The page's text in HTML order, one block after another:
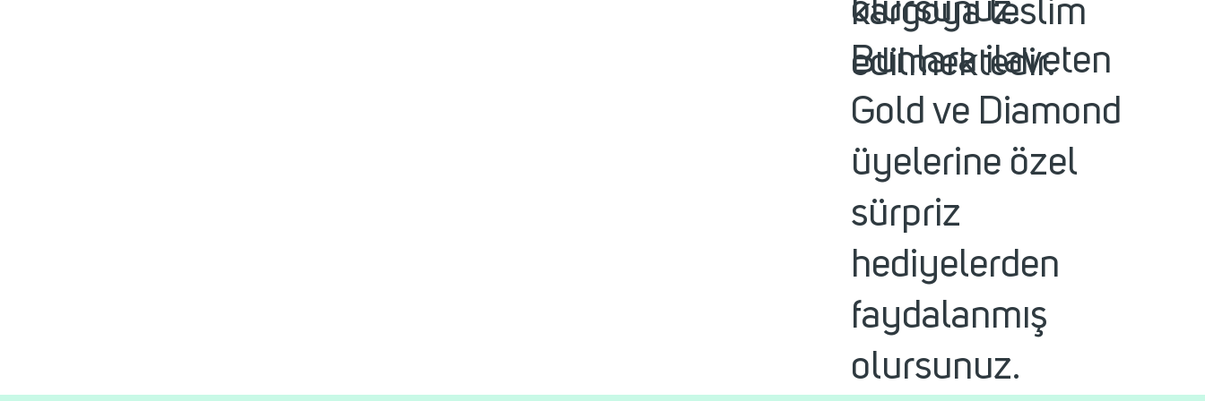
olursunuz.
Bunlara ilaveten
Gold ve Diamond
üyelerine özel
sürpriz
hediyelerden
faydalanmış
olursunuz.
kargoya teslim
edilmektedir.